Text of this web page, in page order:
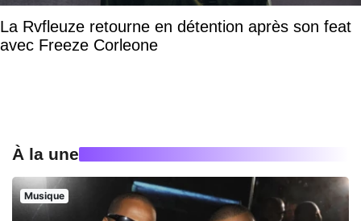
La Rvfleuze retourne en détention après son feat
avec Freeze Corleone
À la une
Musique